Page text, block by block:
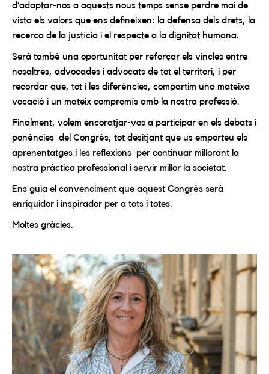
d’adaptar-nos a aquests nous temps sense perdre mai de
vista els valors que ens defineixen: la defensa dels drets, la
recerca de la justícia i el respecte a la dignitat humana.
Serà també una oportunitat per reforçar els vincles entre
nosaltres, advocades i advocats de tot el territori, i per
recordar que, tot i les diferències, compartim una mateixa
vocació i un mateix compromís amb la nostra professió.
Finalment, volem encoratjar-vos a participar en els debats i
ponències del Congrés, tot desitjant que us emporteu els
aprenentatges i les reflexions per continuar millorant la
nostra pràctica professional i servir millor la societat.
Ens guia el convenciment que aquest Congrés serà
enriquidor i inspirador per a tots i totes.
Moltes gràcies.